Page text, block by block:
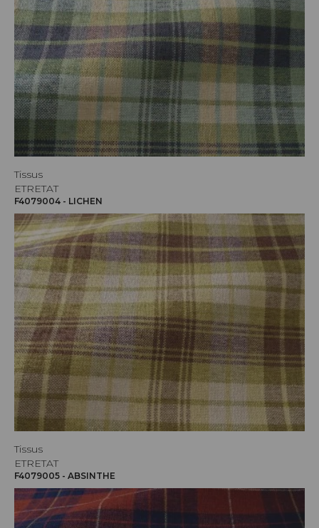
Tissus
ETRETAT
F4079004 - LICHEN
Tissus
ETRETAT
F4079005 - ABSINTHE